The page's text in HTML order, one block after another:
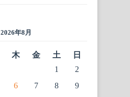
2026年8月
木 金 土
日
1
2
6 7 8
9